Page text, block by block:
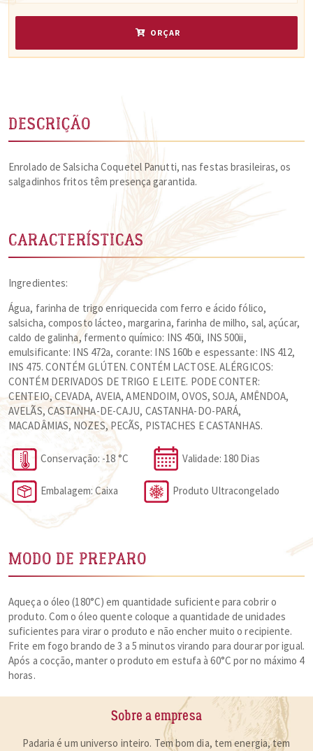
ORÇAR
DESCRIÇÃO
Enrolado de Salsicha Coquetel Panutti, nas festas brasileiras, os
salgadinhos fritos têm presença garantida.
CARACTERÍSTICAS
Ingredientes:
Água, farinha de trigo enriquecida com ferro e ácido fólico,
salsicha, composto lácteo, margarina, farinha de milho, sal, açúcar,
caldo de galinha, fermento químico: INS 450i, INS 500ii,
emulsificante: INS 472a, corante: INS 160b e espessante: INS 412,
INS 475. CONTÉM GLÚTEN. CONTÉM LACTOSE. ALÉRGICOS:
CONTÉM DERIVADOS DE TRIGO E LEITE. PODE CONTER:
CENTEIO, CEVADA, AVEIA, AMENDOIM, OVOS, SOJA, AMÊNDOA,
AVELÃS, CASTANHA-DE-CAJU, CASTANHA-DO-PARÁ,
MACADÂMIAS, NOZES, PECÃS, PISTACHES E CASTANHAS.
Conservação: -18 °C Validade: 180 Dias
Embalagem: Caixa Produto Ultracongelado
MODO DE PREPARO
Aqueça o óleo (180°C) em quantidade suficiente para cobrir o
produto. Com o óleo quente coloque a quantidade de unidades
suficientes para virar o produto e não encher muito o recipiente.
Frite em fogo brando de 3 a 5 minutos virando para dourar por igual.
Após a cocção, manter o produto em estufa à 60°C por no máximo 4
horas.
Sobre a empresa
Padaria é um universo inteiro. Tem bom dia, tem energia, tem